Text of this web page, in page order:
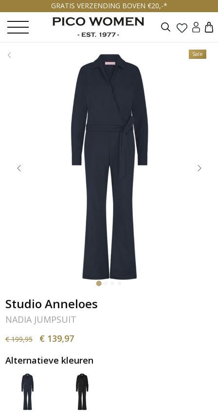
GRATIS VERZENDING BOVEN €20,-*
Zoeken
Sale
Studio Anneloes
NADIA JUMPSUIT
€ 199,95
€ 139,97
Alternatieve kleuren